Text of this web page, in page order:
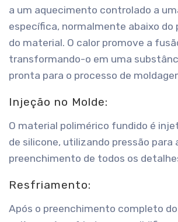
a um aquecimento controlado a
específica, normalmente abaixo do
do material. O calor promove a
transformando-o em uma
pronta para o processo de
Injeção no Molde:
O material polimérico fundido é
de silicone, utilizando pressão para
preenchimento de todos os
Resfriamento:
Após o preenchimento completo